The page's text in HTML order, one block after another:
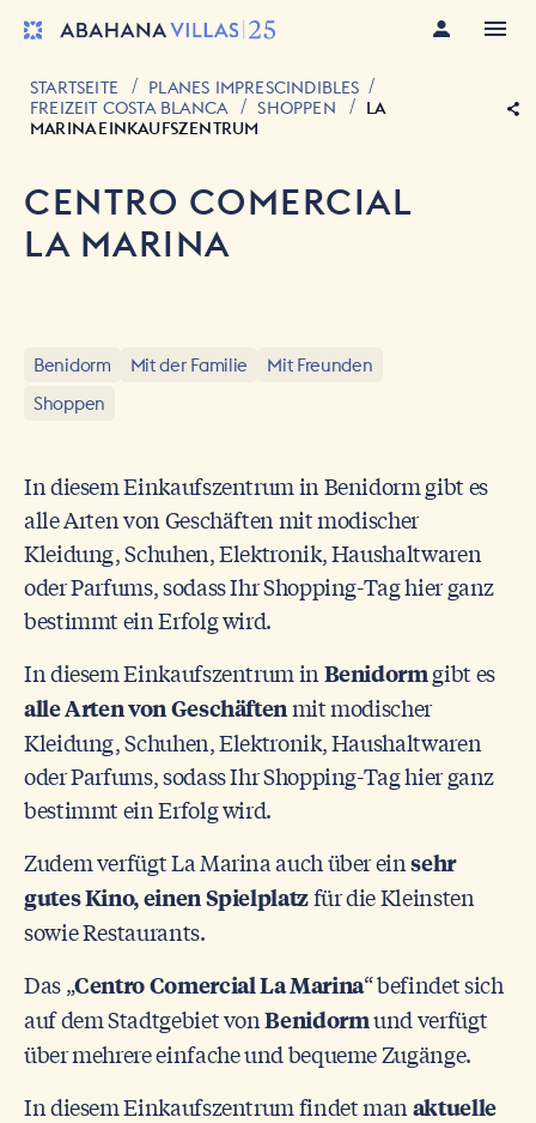
STARTSEITE
PLANES IMPRESCINDIBLES
FREIZEIT COSTA BLANCA
SHOPPEN
LA
MARINA EINKAUFSZENTRUM
CENTRO COMERCIAL
LA MARINA
Benidorm Mit der Familie
Mit Freunden
Shoppen
In diesem Einkaufszentrum in Benidorm gibt es
alle Arten von Geschäften mit modischer
Kleidung, Schuhen, Elektronik, Haushaltwaren
oder Parfums, sodass Ihr Shopping-Tag hier ganz
bestimmt ein Erfolg wird.
In diesem Einkaufszentrum in Benidormgibt es
alle Arten von Geschäftenmit modischer
Kleidung, Schuhen, Elektronik, Haushaltwaren
oder Parfums, sodass Ihr Shopping-Tag hier ganz
bestimmt ein Erfolg wird.
Zudem verfügt La Marina auch über einsehr
gutes Kino, einen Spielplatzfür die Kleinsten
sowie Restaurants.
Das „Centro Comercial La Marina“ befindet sich
auf dem Stadtgebiet vonBenidormund verfügt
über mehrere einfache und bequeme Zugänge.
In diesem Einkaufszentrum findet man aktuelle